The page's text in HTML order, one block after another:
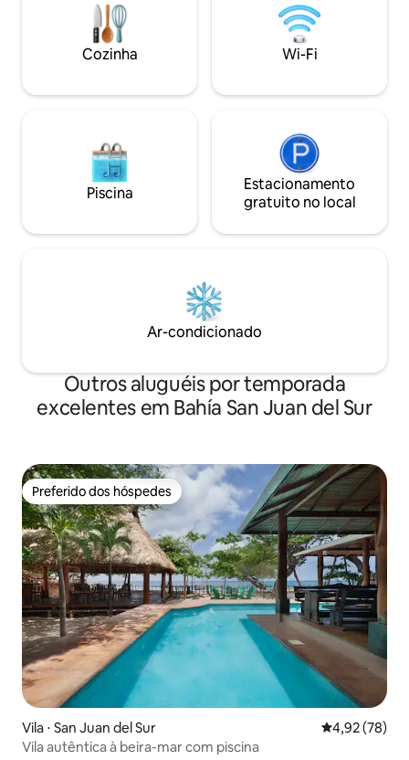
acessar agora.
piscina. Ideal para
pequenas (até 4
iluminado
perfeito para
Cozinha Wi-Fi
Piscina
Estacionamento
gratuito no local
Ar-condicionado
Outros aluguéis por temporada
excelentes em Bahía San Juan del Sur
Preferido dos hóspedes
Preferido dos hóspedes
Vila ⋅ San Juan del Sur 4,92 de uma
4,92 (78)
Vila autêntica à beira-mar com piscina